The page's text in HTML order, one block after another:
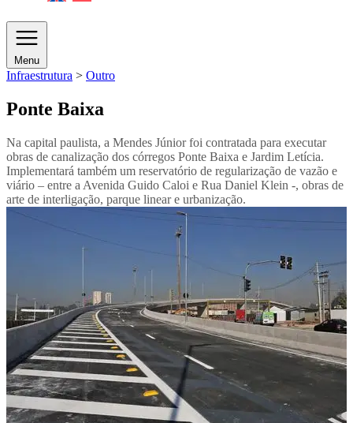
Menu
Infraestrutura > Outro
Ponte Baixa
Na capital paulista, a Mendes Júnior foi contratada para executar
obras de canalização dos córregos Ponte Baixa e Jardim Letícia.
Implementará também um reservatório de regularização de vazão e
viário – entre a Avenida Guido Caloi e Rua Daniel Klein -, obras de
arte de interligação, parque linear e urbanização.